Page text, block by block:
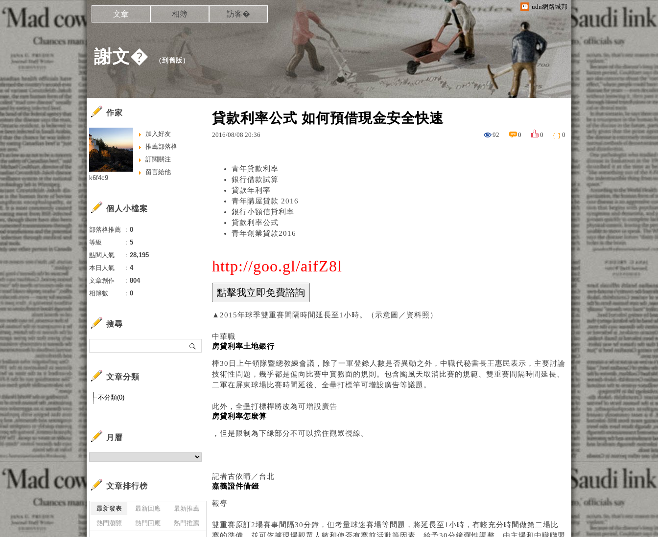
udn網路城邦
謝文� （到舊版 ）
文章 相簿 訪客�
貸款利率公式 如何預借現金安全快速
2016/08/08 20:36 92 0 0 0
青年貸款利率
銀行借款試算
貸款年利率
青年購屋貸款 2016
銀行小額信貸利率
貸款利率公式
青年創業貸款2016
http://goo.gl/aifZ8l
▲2015年球季雙重賽間隔時間延長至1小時。（示意圖／資料照）
中華職
房貸利率土地銀行
棒30日上午領隊暨總教練會議，除了一軍登錄人數是否異動之外，中職代秘書長王惠民表示，主要討論
技術性問題，幾乎都是偏向比賽中實務面的規則。包含颱風天取消比賽的規範、雙重賽間隔時間延長、
二軍在屏東球場比賽時間延後、全壘打標竿可增設廣告等議題。
此外，全壘打標桿將改為可增設廣告
房貸利率怎麼算
，但是限制為下緣部分不可以擋住觀眾視線。
記者古依晴／台北
嘉義證件借錢
報導
雙重賽原訂2場賽事間隔30分鐘，但考量球迷賽場等問題，將延長至1小時，有較充分時間做第二場比
作家
加入好友
推薦部落格
訂閱關注
留言給他
k6f4c9
個人小檔案
部落格推薦 ： 0
等級
： 5
點閱人氣
： 28,195
本日人氣
： 4
文章創作
： 804
相簿數
： 0
搜尋
文章分類
不分類(0)
月曆
文章排行榜
最新發表 最新回應
最新推薦
熱門瀏覽
熱門回應 熱門推薦